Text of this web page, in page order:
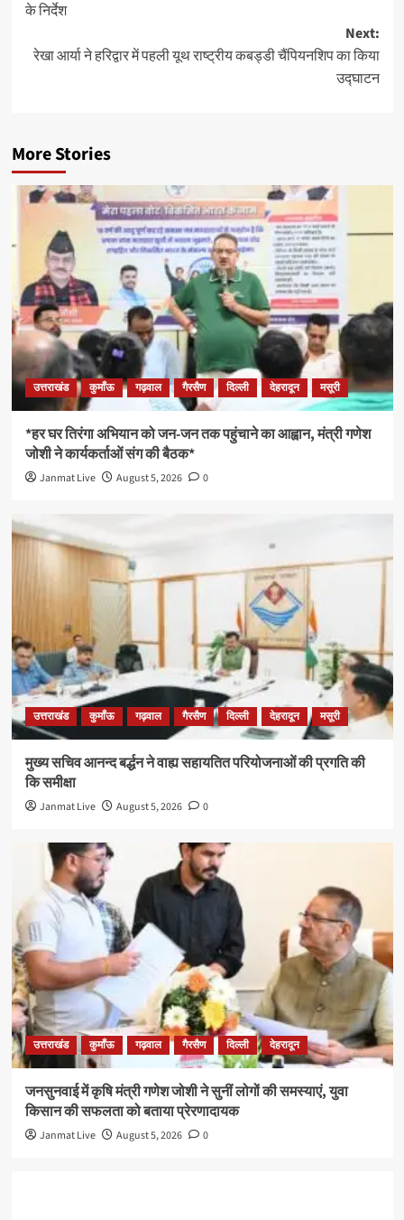
के निर्देश
Next:
रेखा आर्या ने हरिद्वार में पहली यूथ राष्ट्रीय कबड्डी चैंपियनशिप का किया
उद्घाटन
More Stories
उत्तराखंड कुमाँऊ गढ़वाल गैरसैण दिल्ली देहरादून मसूरी
*हर घर तिरंगा अभियान को जन-जन तक पहुंचाने का आह्वान, मंत्री गणेश
जोशी ने कार्यकर्ताओं संग की बैठक*
Janmat Live August 5, 2026 0
उत्तराखंड कुमाँऊ गढ़वाल गैरसैण दिल्ली देहरादून मसूरी
मुख्य सचिव आनन्द बर्द्धन ने वाह्य सहायतित परियोजनाओं की प्रगति की
कि समीक्षा
Janmat Live August 5, 2026 0
उत्तराखंड कुमाँऊ गढ़वाल गैरसैण दिल्ली देहरादून
जनसुनवाई में कृषि मंत्री गणेश जोशी ने सुनीं लोगों की समस्याएं, युवा
किसान की सफलता को बताया प्रेरणादायक
Janmat Live August 5, 2026 0